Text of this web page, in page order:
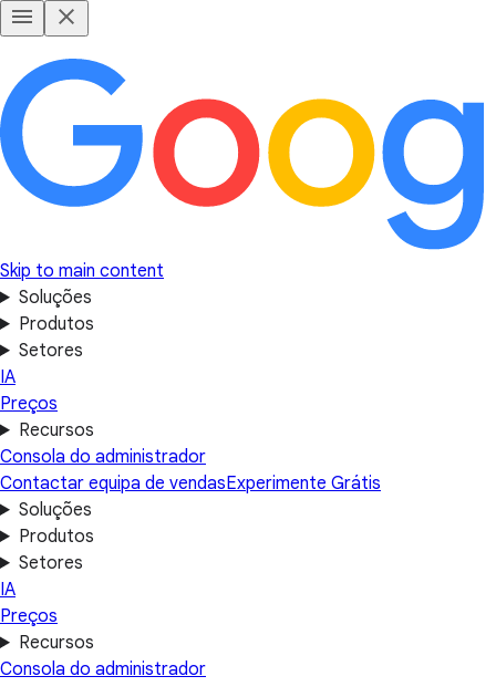
Skip to main content
Soluções
Produtos
Setores
IA
Preços
Recursos
Consola do administrador
Contactar equipa de vendasExperimente Grátis
Soluções
Produtos
Setores
IA
Preços
Recursos
Consola do administrador